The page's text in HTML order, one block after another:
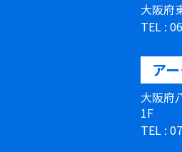
大阪府
TEL :
ア
大阪府
1F
TEL :